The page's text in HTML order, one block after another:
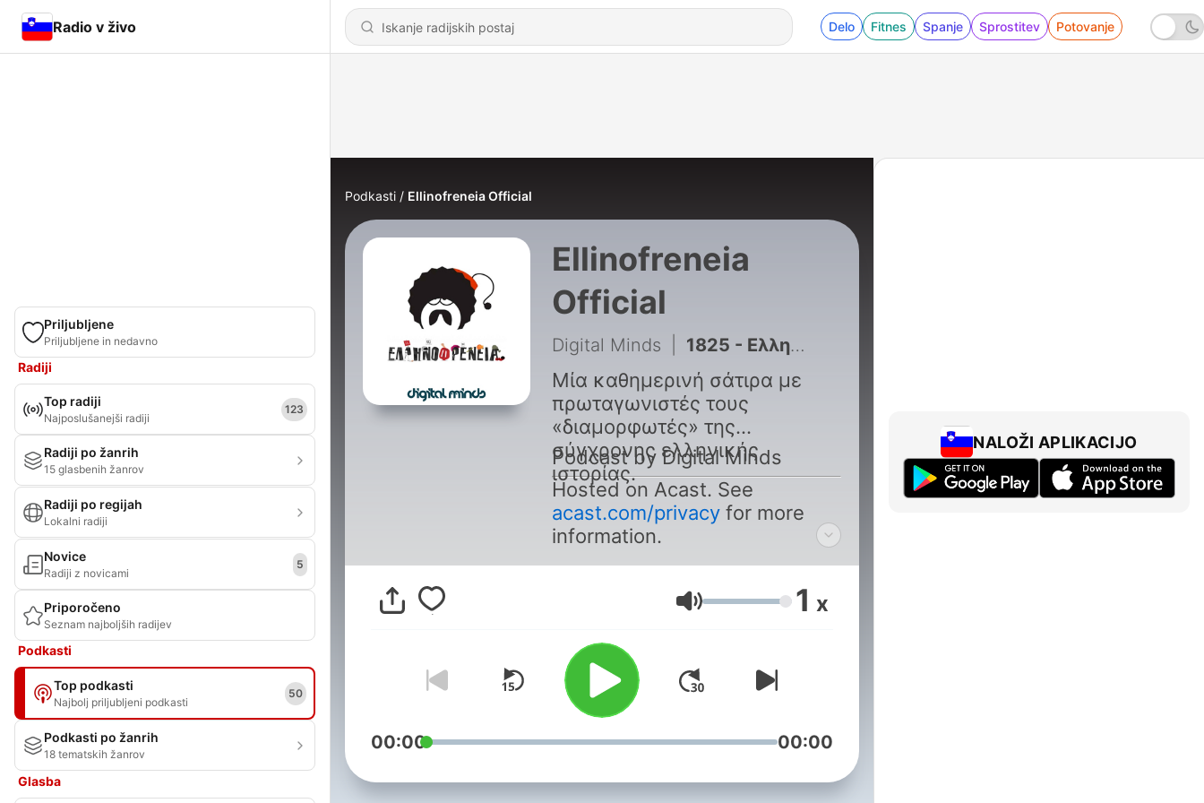
Radio v živo Delo Fitnes Spanje Sprostitev Potovanje
Priljubljene
Priljubljene in nedavno
Radiji
Top radiji
Najposlušanejši radiji
123
Radiji po žanrih
15 glasbenih žanrov
Radiji po regijah
Lokalni radiji
Novice
Radiji z novicami
5
Priporočeno
Seznam najboljših radijev
Podkasti
Top podkasti
Najbolj priljubljeni podkasti
50
Podkasti po žanrih
18 tematskih žanrov
Glasba
Podkasti Ellinofreneia Official
Ellinofreneia
Official
Digital Minds 1825 - Ελληνοφρένεια, Αποστόλης, Παραγγελίες και Αφιερώσεις 3/7/2026
Μία καθημερινή σάτιρα με
πρωταγωνιστές τους
«διαμορφωτές» της
σύγχρονης ελληνικής
ιστορίας.
Podcast by Digital Minds
Hosted on Acast. See
acast.com/privacyfor more
information.
Glasnost 1 x
00:00 00:00
NALOŽI APLIKACIJO